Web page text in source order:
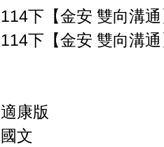
114下【金安 雙向溝
114下【金安 雙向溝
適康版
國文